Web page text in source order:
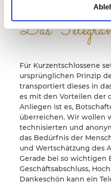
Das
Für Kurzentschlossene
ursprünglichen Prinzip
transportiert dieses in
es mit den Vorteilen der
Anliegen ist es,
überreichen. Wir wollen
technisierten und
das Bedürfnis der
und Wertschätzung des
Gerade bei so wichtigen
Geschäftsabschluss,
Dankeschön kann ein